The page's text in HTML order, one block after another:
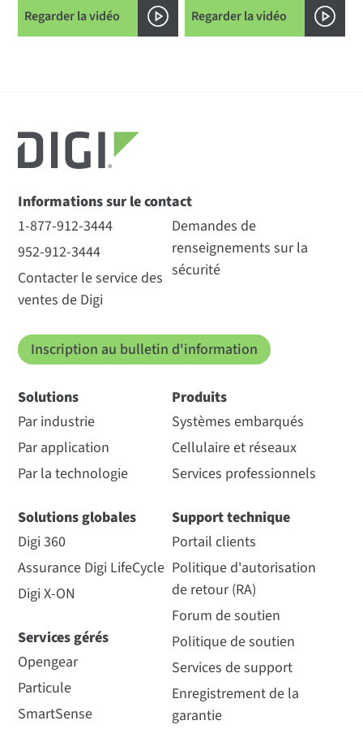
Regarder la vidéo Regarder la vidéo
Informations sur le contact
1-877-912-3444
952-912-3444
Contacter le service des
ventes de Digi
Demandes de
renseignements sur la
sécurité
Inscription au bulletin d'information
Solutions
Par industrie
Par application
Par la technologie
Solutions globales
Digi 360
Assurance Digi LifeCycle
Digi X-ON
Services gérés
Opengear
Particule
SmartSense
Produits
Systèmes embarqués
Cellulaire et réseaux
Services professionnels
Support technique
Portail clients
Politique d'autorisation
de retour (RA)
Forum de soutien
Politique de soutien
Services de support
Enregistrement de la
garantie